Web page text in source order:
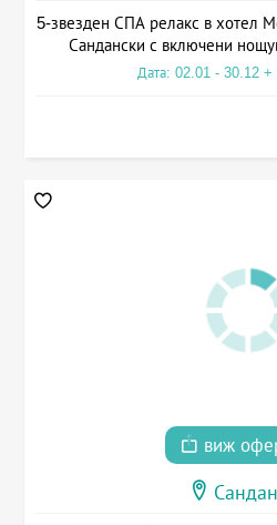
5-звезден СПА релакс в хотел
Сандански с включени
Дата: 02.01 - 30.12 +
виж